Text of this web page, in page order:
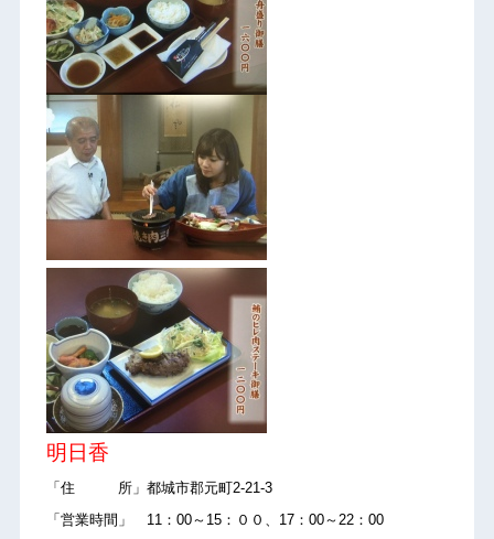
明日香
「住 所」都城市郡元町2-21-3
「営業時間」 11：00～15：００、17：00～22：00